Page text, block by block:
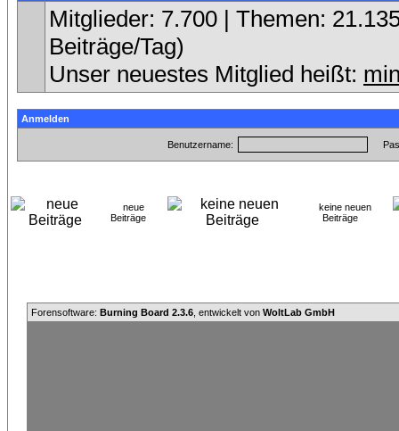
Mitglieder: 7.700 | Themen:
Beiträge/Tag)
Unser neuestes Mitglied heißt:
Anmelden
Benutzername:
neue
Beiträge
keine neuen
Beiträge
Forensoftware: Burning Board 2.3.6 , entwickelt von WoltLab GmbH